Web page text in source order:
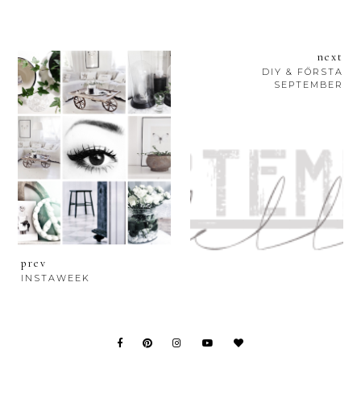
prev
INSTAWEEK
next
DIY & FÖRSTA
SEPTEMBER